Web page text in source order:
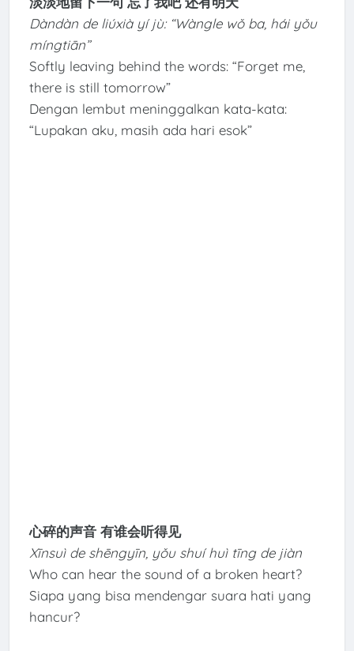
Dàndàn de liúxià yí jù: “Wàngle wǒ ba, hái yǒu
míngtiān”
Softly leaving behind the words: “Forget me,
there is still tomorrow”
Dengan lembut meninggalkan kata-kata:
“Lupakan aku, masih ada hari esok”
心碎的声音 有谁会听得见
Xīnsuì de shēngyīn, yǒu shuí huì tīng de jiàn
Who can hear the sound of a broken heart?
Siapa yang bisa mendengar suara hati yang
hancur?